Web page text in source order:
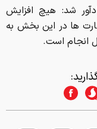
شد: هیچ افزایش
ها در این بخش به
انجام است.